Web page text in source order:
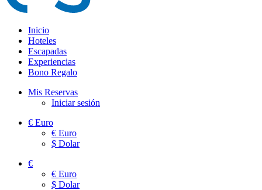
Inicio
Hoteles
Escapadas
Experiencias
Bono Regalo
Mis Reservas
Iniciar sesión
€ Euro
€ Euro
$ Dolar
€
€ Euro
$ Dolar